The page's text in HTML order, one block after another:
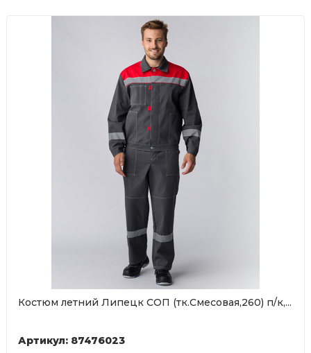
Костюм летний Липецк СОП (тк.Смесовая,260) п/к,...
Артикул: 87476023